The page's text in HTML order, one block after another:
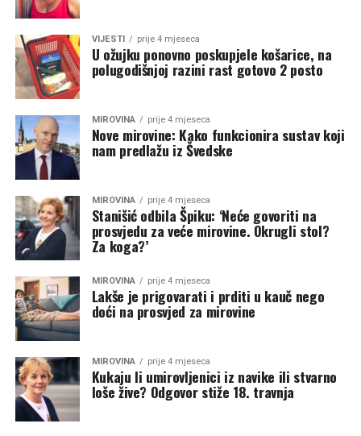
VIJESTI prije 4 mjeseca
U ožujku ponovno poskupjele košarice, na
polugodišnjoj razini rast gotovo 2 posto
MIROVINA prije 4 mjeseca
Nove mirovine: Kako funkcionira sustav koji
nam predlažu iz Švedske
MIROVINA prije 4 mjeseca
Stanišić odbila Špiku: ‘Neće govoriti na
prosvjedu za veće mirovine. Okrugli stol?
Za koga?’
MIROVINA prije 4 mjeseca
Lakše je prigovarati i prditi u kauč nego
doći na prosvjed za mirovine
MIROVINA prije 4 mjeseca
Kukaju li umirovljenici iz navike ili stvarno
loše žive? Odgovor stiže 18. travnja